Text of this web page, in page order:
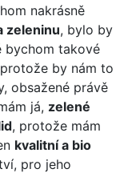
nakrásně
zeleninu, bylo by
bychom takové
by nám to
obsažené právě
já, zelené
, protože mám
kvalitní a bio
pro jeho